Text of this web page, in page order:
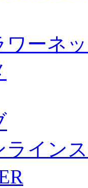
ワーネ
ライン